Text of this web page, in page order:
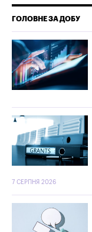
ГОЛОВНЕ ЗА ДОБУ
7 СЕРПНЯ 2026